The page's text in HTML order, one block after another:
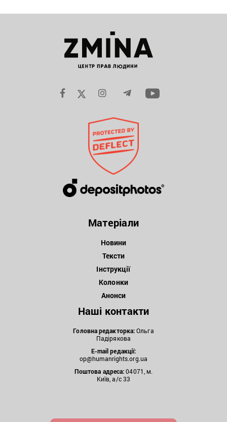
Матеріали
Новини
Тексти
Інструкції
Колонки
Анонси
Наші контакти
Головна редакторка:Ольга
Падірякова
E-mail редакції:
op@humanrights.org.ua
Поштова адреса:04071, м.
Київ, а/с 33